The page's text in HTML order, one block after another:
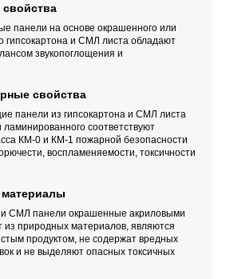
свойства
панели на основе окрашенного или
гипсокартона и СМЛ листа обладают
звукопоглощения и
свойства
панели из гипсокартона и СМЛ листа
соответствуют
КМ-0 и КМ-1 пожарной безопасности
воспламеняемости, токсичности
и СМЛ панели окрашенные акриловыми
из природных материалов, являются
продуктом, не содержат вредных
и не выделяют опасных токсичных